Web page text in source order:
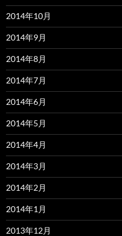
2014年10月
2014年9月
2014年8月
2014年7月
2014年6月
2014年5月
2014年4月
2014年3月
2014年2月
2014年1月
2013年12月